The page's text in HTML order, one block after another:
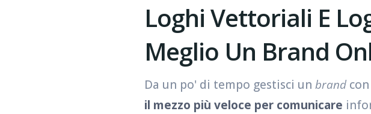
Loghi Vettoriali E
Meglio Un Brand
Da un po' di tempo gestisci un brandcon
il mezzo più veloce per comunicare